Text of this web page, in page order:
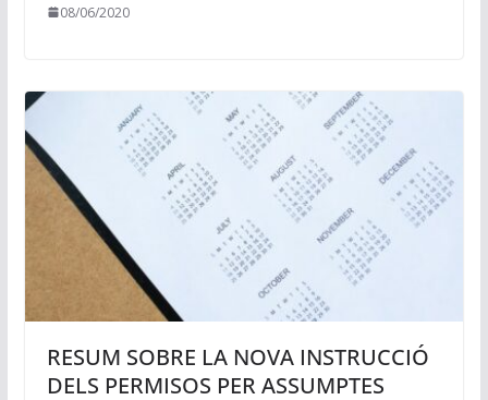
08/06/2020
RESUM SOBRE LA NOVA INSTRUCCIÓ
DELS PERMISOS PER ASSUMPTES